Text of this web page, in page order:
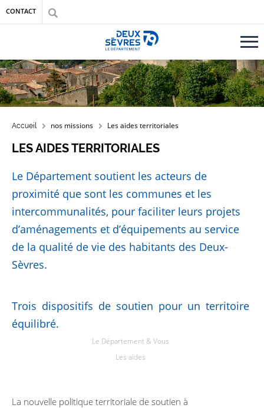
Aller au contenu principal
Aller au menu
Aller à la recherche
CONTACT
Accueil département des Deux-Sèvres
FIL D'ARIANE
Accueil nos missions Les aides territoriales
LES AIDES TERRITORIALES
Le Département soutient les acteurs de
proximité que sont les communes et les
intercommunalités, pour faciliter leurs projets
d’aménagements et d’équipements au service
de la qualité de vie des habitants des Deux-
Sèvres.
Trois dispositifs de soutien pour un territoire
équilibré.
Le Département & Vous
Les aides
La nouvelle politique territoriale de soutien à